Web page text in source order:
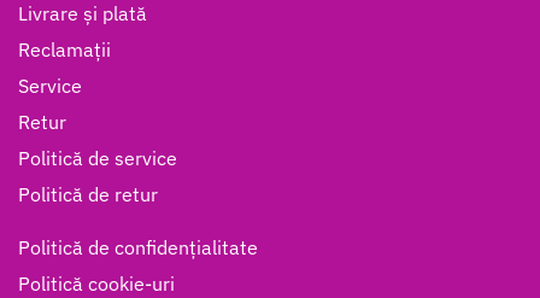
Livrare și plată
Reclamații
Service
Retur
Politică de service
Politică de retur
Politică de confidențialitate
Politică cookie-uri